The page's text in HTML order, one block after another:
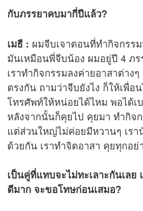
กับภรรยาคบมากี่ปีแล้ว?
เมธี : ผมจีบเจาตอนที่ทำกิจกรร
มันเหมือนพี่จีบน้อง ผมอยู่ปี 4 ภร
เราทำกิจกรรมลงค่ายอาสาต่างๆ
ตรงกัน ถามว่าจีบยังไง ก็ให้เพื่อ
โทรศัพท์ให้หน่อยได้ไหม พอได้เ
หลังจากนั้นก็คุยไป คุยมา ทำกิจ
แต่ส่วนใหญ่ไม่ค่อยมีหวานๆ เรา
ด้วยกัน เราทำจิตอาสา คุยทุกอ
เป็นคู่ที่แทบจะไม่ทะเลาะกันเลย
ดีมาก จะขอโทษก่อนเสมอ?